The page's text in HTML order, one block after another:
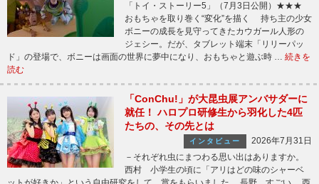
「トイ・ストーリー5」（7月3日公開）★★★
おもちゃを取り巻く“変化”を描く 持ち主の少女
ボニーの成長を見守ってきたカウガール人形の
ジェシー。だが、タブレット端末「リリーパッ
ド」の登場で、ボニーは画面の世界に夢中になり、おもちゃと遊ぶ時 … 続きを
読む
「ConChu!」が大昆虫展アンバサダーに
就任！ ハロプロ研修生から羽化した4匹
たちの、その先とは
インタビュー
2026年7月31日
－それぞれ虫にまつわる思い出はありますか。
西村 小学生の頃に「アリはどの味のシャーベ